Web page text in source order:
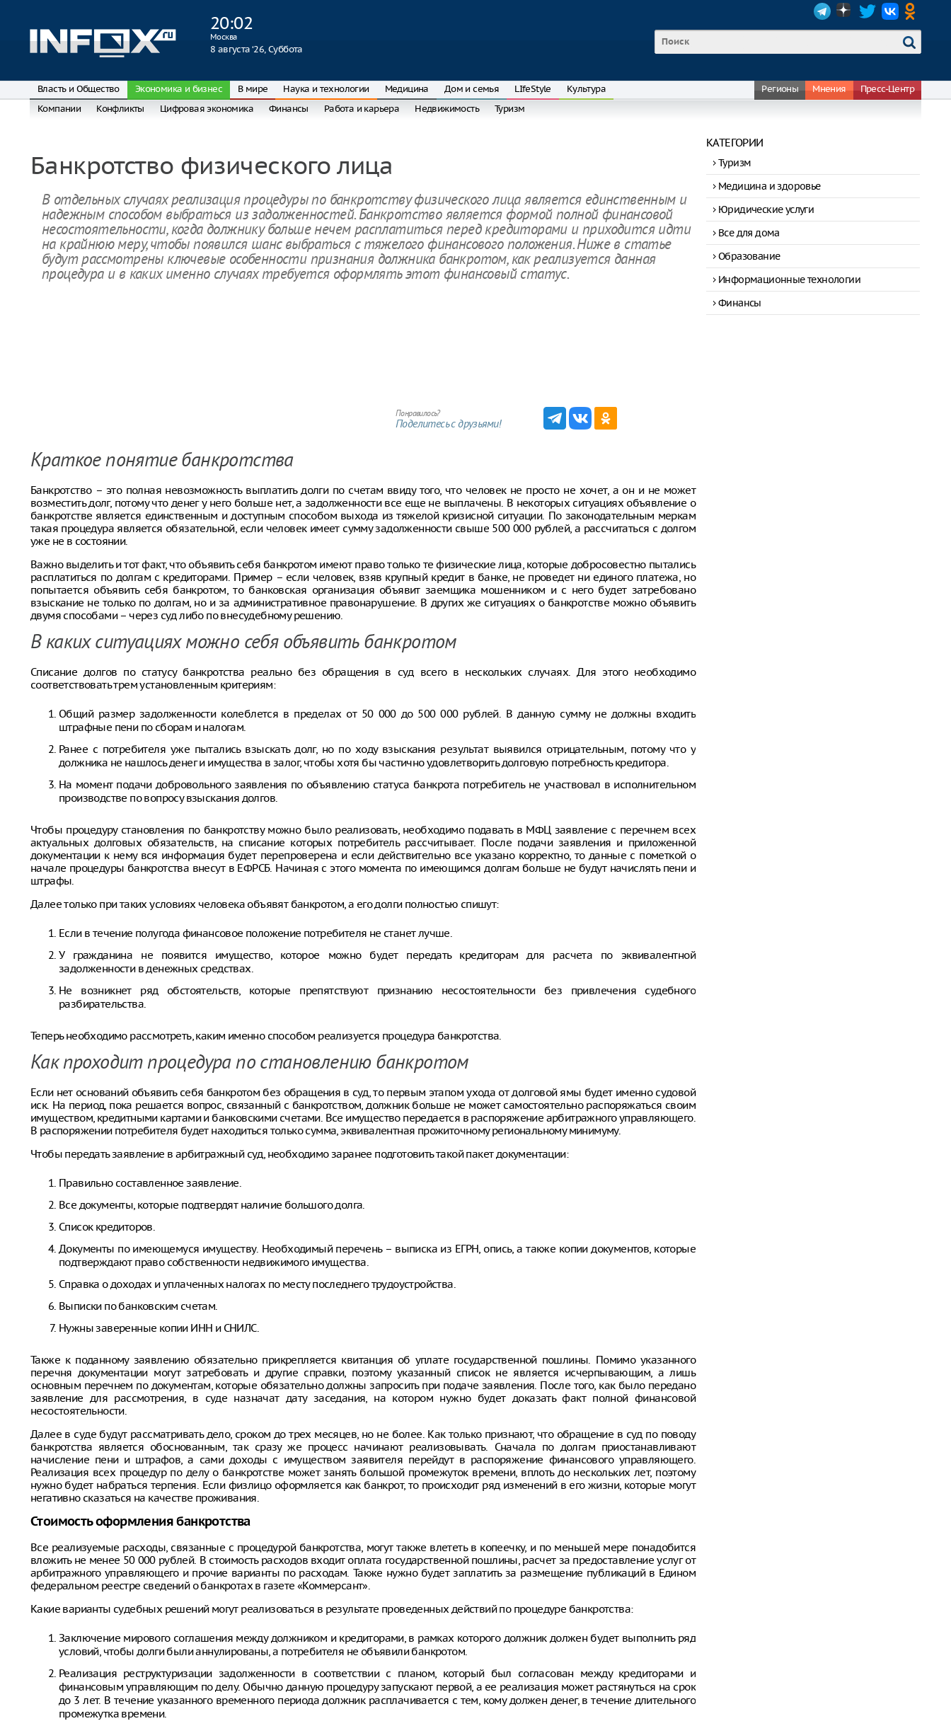
20:02
Москва
8 августа ‘26, Суббота
Власть и Общество Экономика и бизнес В мире Наука и технологии Медицина Дом и семья LIfeStyle Культура Регионы Мнения
Пресс-Центр
Компании
Конфликты Цифровая экономика Финансы Работа и карьера Недвижимость Туризм
Банкротство физического лица
В отдельных случаях реализация процедуры по банкротству физического лица является единственным и
надежным способом выбраться из задолженностей. Банкротство является формой полной финансовой
несостоятельности, когда должнику больше нечем расплатиться перед кредиторами и приходится идти
на крайнюю меру, чтобы появился шанс выбраться с тяжелого финансового положения. Ниже в статье
будут рассмотрены ключевые особенности признания должника банкротом, как реализуется данная
процедура и в каких именно случаях требуется оформлять этот финансовый статус.
Понравилось?
Поделитесь с друзьями!
Краткое понятие банкротства
Банкротство – это полная невозможность выплатить долги по счетам ввиду того, что человек не просто не хочет, а он и не может
возместить долг, потому что денег у него больше нет, а задолженности все еще не выплачены. В некоторых ситуациях объявление о
банкротстве является единственным и доступным способом выхода из тяжелой кризисной ситуации. По законодательным меркам
такая процедура является обязательной, если человек имеет сумму задолженности свыше 500 000 рублей, а рассчитаться с долгом
уже не в состоянии.
Важно выделить и тот факт, что объявить себя банкротом имеют право только те физические лица, которые добросовестно пытались
расплатиться по долгам с кредиторами. Пример – если человек, взяв крупный кредит в банке, не проведет ни единого платежа, но
попытается объявить себя банкротом, то банковская организация объявит заемщика мошенником и с него будет затребовано
взыскание не только по долгам, но и за административное правонарушение. В других же ситуациях о банкротстве можно объявить
двумя способами – через суд либо по внесудебному решению.
В каких ситуациях можно себя объявить банкротом
Списание долгов по статусу банкротства реально без обращения в суд всего в нескольких случаях. Для этого необходимо
соответствовать трем установленным критериям:
Общий размер задолженности колеблется в пределах от 50 000 до 500 000 рублей. В данную сумму не должны входить
штрафные пени по сборам и налогам.
Ранее с потребителя уже пытались взыскать долг, но по ходу взыскания результат выявился отрицательным, потому что у
должника не нашлось денег и имущества в залог, чтобы хотя бы частично удовлетворить долговую потребность кредитора.
На момент подачи добровольного заявления по объявлению статуса банкрота потребитель не участвовал в исполнительном
производстве по вопросу взыскания долгов.
Чтобы процедуру становления по банкротству можно было реализовать, необходимо подавать в МФЦ заявление с перечнем всех
актуальных долговых обязательств, на списание которых потребитель рассчитывает. После подачи заявления и приложенной
документации к нему вся информация будет перепроверена и если действительно все указано корректно, то данные с пометкой о
начале процедуры банкротства внесут в ЕФРСБ. Начиная с этого момента по имеющимся долгам больше не будут начислять пени и
штрафы.
Далее только при таких условиях человека объявят банкротом, а его долги полностью спишут:
Если в течение полугода финансовое положение потребителя не станет лучше.
У гражданина не появится имущество, которое можно будет передать кредиторам для расчета по эквивалентной
задолженности в денежных средствах.
Не возникнет ряд обстоятельств, которые препятствуют признанию несостоятельности без привлечения судебного
разбирательства.
Теперь необходимо рассмотреть, каким именно способом реализуется процедура банкротства.
Как проходит процедура по становлению банкротом
Если нет оснований объявить себя банкротом без обращения в суд, то первым этапом ухода от долговой ямы будет именно судовой
иск. На период, пока решается вопрос, связанный с банкротством, должник больше не может самостоятельно распоряжаться своим
имуществом, кредитными картами и банковскими счетами. Все имущество передается в распоряжение арбитражного управляющего.
В распоряжении потребителя будет находиться только сумма, эквивалентная прожиточному региональному минимуму.
Чтобы передать заявление в арбитражный суд, необходимо заранее подготовить такой пакет документации:
Правильно составленное заявление.
Все документы, которые подтвердят наличие большого долга.
Список кредиторов.
Документы по имеющемуся имуществу. Необходимый перечень – выписка из ЕГРН, опись, а также копии документов, которые
подтверждают право собственности недвижимого имущества.
Справка о доходах и уплаченных налогах по месту последнего трудоустройства.
Выписки по банковским счетам.
Нужны заверенные копии ИНН и СНИЛС.
Также к поданному заявлению обязательно прикрепляется квитанция об уплате государственной пошлины. Помимо указанного
перечня документации могут затребовать и другие справки, поэтому указанный список не является исчерпывающим, а лишь
основным перечнем по документам, которые обязательно должны запросить при подаче заявления. После того, как было передано
заявление для рассмотрения, в суде назначат дату заседания, на котором нужно будет доказать факт полной финансовой
несостоятельности.
Далее в суде будут рассматривать дело, сроком до трех месяцев, но не более. Как только признают, что обращение в суд по поводу
банкротства является обоснованным, так сразу же процесс начинают реализовывать. Сначала по долгам приостанавливают
начисление пени и штрафов, а сами доходы с имуществом заявителя перейдут в распоряжение финансового управляющего.
Реализация всех процедур по делу о банкротстве может занять большой промежуток времени, вплоть до нескольких лет, поэтому
нужно будет набраться терпения. Если физлицо оформляется как банкрот, то происходит ряд изменений в его жизни, которые могут
негативно сказаться на качестве проживания.
Стоимость оформления банкротства
Все реализуемые расходы, связанные с процедурой банкротства, могут также влететь в копеечку, и по меньшей мере понадобится
вложить не менее 50 000 рублей. В стоимость расходов входит оплата государственной пошлины, расчет за предоставление услуг от
арбитражного управляющего и прочие варианты по расходам. Также нужно будет заплатить за размещение публикаций в Едином
федеральном реестре сведений о банкротах в газете «Коммерсант».
Какие варианты судебных решений могут реализоваться в результате проведенных действий по процедуре банкротства:
Заключение мирового соглашения между должником и кредиторами, в рамках которого должник должен будет выполнить ряд
условий, чтобы долги были аннулированы, а потребителя не объявили банкротом.
Реализация реструктуризации задолженности в соответствии с планом, который был согласован между кредиторами и
финансовым управляющим по делу. Обычно данную процедуру запускают первой, а ее реализация может растянуться на срок
до 3 лет. В течение указанного временного периода должник расплачивается с тем, кому должен денег, в течение длительного
промежутка времени.
КАТЕГОРИИ
Туризм
Медицина и здоровье
Юридические услуги
Все для дома
Образование
Информационные технологии
Финансы